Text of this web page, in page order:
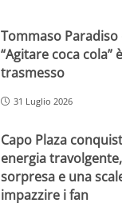
Tommaso
“Agitare coca cola”
trasmesso
31 Luglio 2026
Capo Plaza
energia
sorpresa e una
impazzire i fan